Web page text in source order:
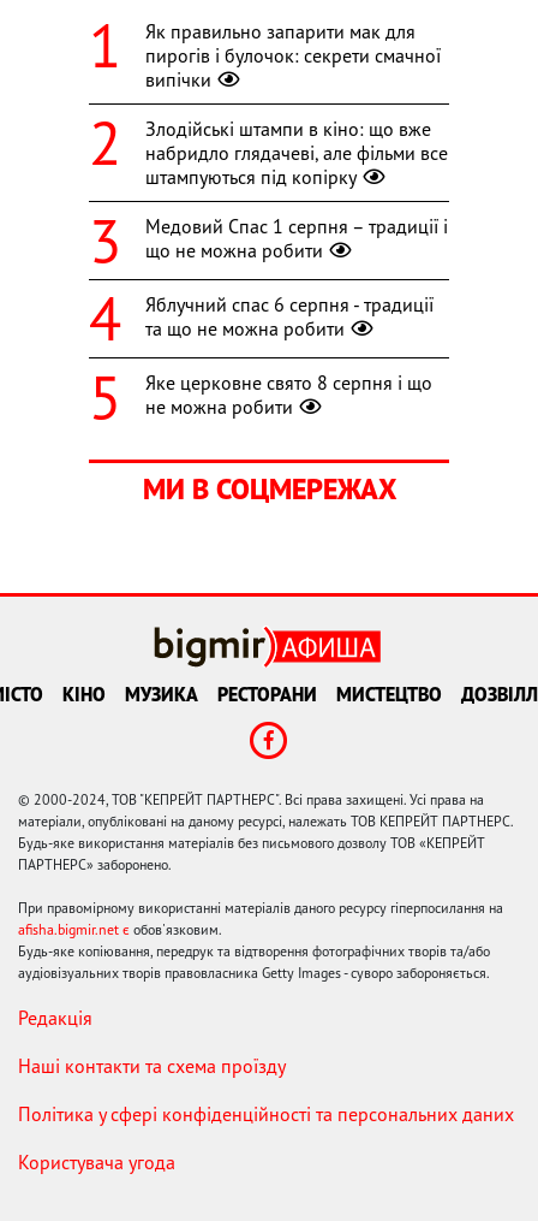
Як правильно запарити мак для
пирогів і булочок: секрети смачної
випічки
Злодійські штампи в кіно: що вже
набридло глядачеві, але фільми все
штампуються під копірку
Медовий Спас 1 серпня – традиції і
що не можна робити
Яблучний спас 6 серпня - традиції
та що не можна робити
Яке церковне свято 8 серпня і що
не можна робити
МИ В СОЦМЕРЕЖАХ
КІНО МУЗИКА РЕСТОРАНИ МИСТЕЦТВО
© 2000-2024, ТОВ "КЕПРЕЙТ ПАРТНЕРС". Всі права захищені. Усі права на
матеріали, опубліковані на даному ресурсі, належать ТОВ КЕПРЕЙТ ПАРТНЕРС.
Будь-яке використання матеріалів без письмового дозволу ТОВ «КЕПРЕЙТ
ПАРТНЕРС» заборонено.
При правомірному використанні матеріалів даного ресурсу гіперпосилання на
afisha.bigmir.net є обов'язковим.
Будь-яке копіювання, передрук та відтворення фотографічних творів та/або
аудіовізуальних творів правовласника Getty Images - суворо забороняється.
Редакція
Наші контакти та схема проїзду
Політика у сфері конфіденційності та персональних даних
Користувача угода